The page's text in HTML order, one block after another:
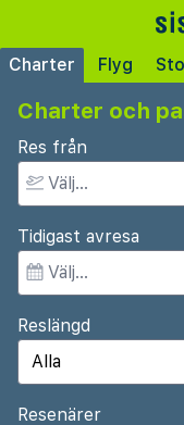
Charter Flyg
Charter och
Res från
Tidigast avresa
Reslängd
Resenärer